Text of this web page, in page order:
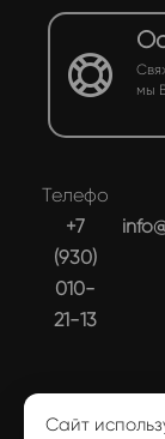
мы
Телефон:
+7
(930)
010-
21-13
Сайт